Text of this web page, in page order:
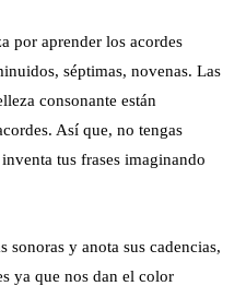
por aprender los acordes
séptimas, novenas. Las
consonante están
Así que, no tengas
tus frases imaginando
sonoras y anota sus cadencias,
ya que nos dan el color